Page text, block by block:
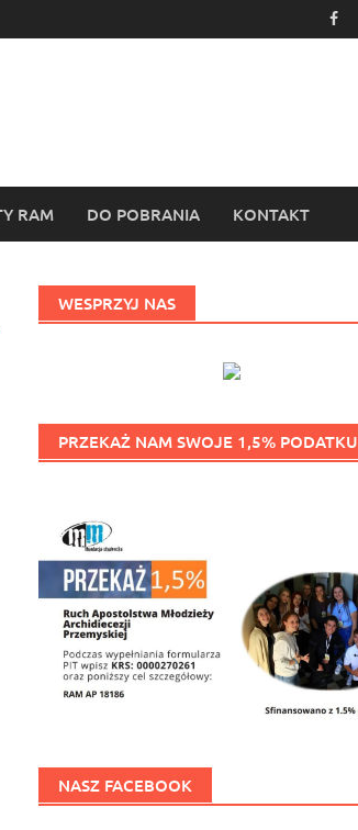
RAM DO POBRANIA KONTAKT
WESPRZYJ NAS
PRZEKAŻ NAM SWOJE 1,5% PODATKU
NASZ FACEBOOK